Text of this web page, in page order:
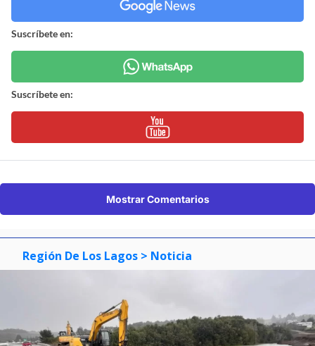
Suscríbete en:
Suscríbete en:
Mostrar Comentarios
Región De Los Lagos > Noticia